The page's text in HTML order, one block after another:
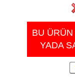
BU
YADA